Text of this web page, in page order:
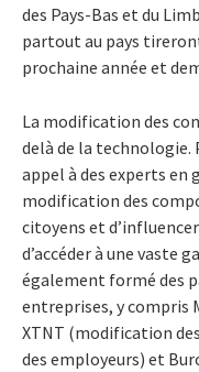
des Pays-Bas et du
partout au pays
prochaine année et
La modification des
delà de la technologie.
appel à des experts
modification des
citoyens et
d’accéder à une vaste
également formé des
entreprises, y compris
XTNT (modification
des employeurs) et